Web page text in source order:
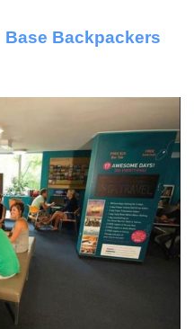
Base Backpackers